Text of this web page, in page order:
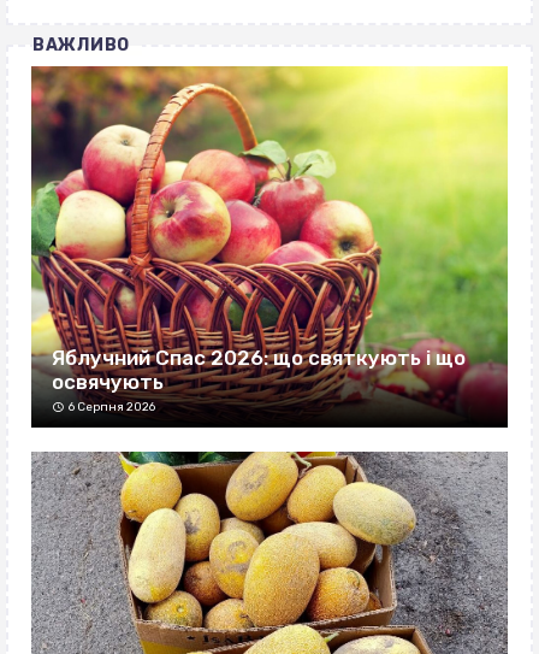
ВАЖЛИВО
Яблучний Спас 2026: що святкують і що
освячують
6 Серпня 2026